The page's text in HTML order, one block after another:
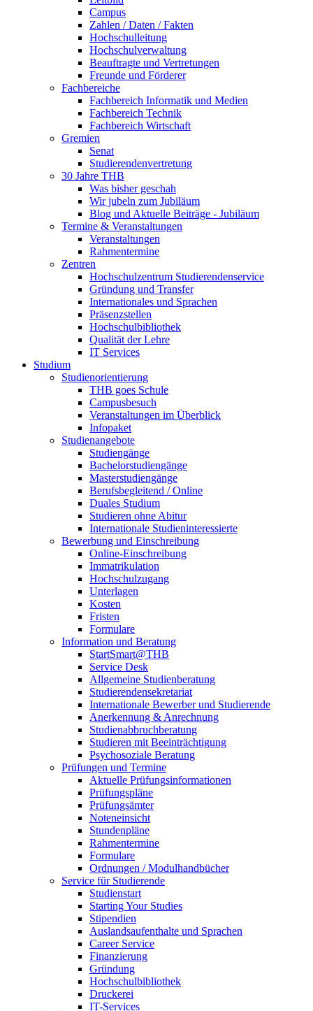
Campus
Zahlen / Daten / Fakten
Hochschulleitung
Hochschulverwaltung
Beauftragte und Vertretungen
Freunde und Förderer
Fachbereiche
Fachbereich Informatik und Medien
Fachbereich Technik
Fachbereich Wirtschaft
Gremien
Senat
Studierendenvertretung
30 Jahre THB
Was bisher geschah
Wir jubeln zum Jubiläum
Blog und Aktuelle Beiträge - Jubiläum
Termine & Veranstaltungen
Veranstaltungen
Rahmentermine
Zentren
Hochschulzentrum Studierendenservice
Gründung und Transfer
Internationales und Sprachen
Präsenzstellen
Hochschulbibliothek
Qualität der Lehre
IT Services
Studium
Studienorientierung
THB goes Schule
Campusbesuch
Veranstaltungen im Überblick
Infopaket
Studienangebote
Studiengänge
Bachelorstudiengänge
Masterstudiengänge
Berufsbegleitend / Online
Duales Studium
Studieren ohne Abitur
Internationale Studieninteressierte
Bewerbung und Einschreibung
Online-Einschreibung
Immatrikulation
Hochschulzugang
Unterlagen
Kosten
Fristen
Formulare
Information und Beratung
StartSmart@THB
Service Desk
Allgemeine Studienberatung
Studierendensekretariat
Internationale Bewerber und Studierende
Anerkennung & Anrechnung
Studienabbruchberatung
Studieren mit Beeinträchtigung
Psychosoziale Beratung
Prüfungen und Termine
Aktuelle Prüfungsinformationen
Prüfungspläne
Prüfungsämter
Noteneinsicht
Stundenpläne
Rahmentermine
Formulare
Ordnungen / Modulhandbücher
Service für Studierende
Studienstart
Starting Your Studies
Stipendien
Auslandsaufenthalte und Sprachen
Career Service
Finanzierung
Gründung
Hochschulbibliothek
Druckerei
IT-Services